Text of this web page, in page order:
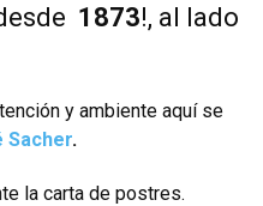
1873!, al lado
y ambiente aquí se
Sacher.
la carta de postres.